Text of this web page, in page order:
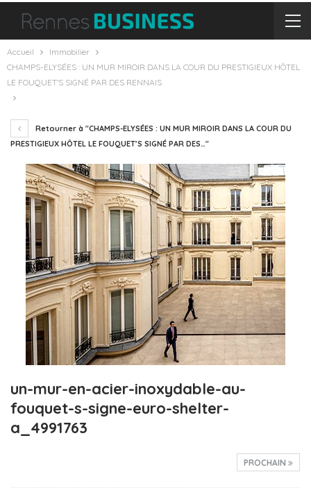
Accueil
Immobilier
CHAMPS-ELYSÉES : UN MUR MIROIR DANS LA COUR DU PRESTIGIEUX HÔTEL
LE FOUQUET’S SIGNÉ PAR DES RENNAIS
Retourner à "CHAMPS-ELYSÉES : UN MUR MIROIR DANS LA COUR DU
PRESTIGIEUX HÔTEL LE FOUQUET’S SIGNÉ PAR DES…"
un-mur-en-acier-inoxydable-au-
fouquet-s-signe-euro-shelter-
a_4991763
PROCHAIN